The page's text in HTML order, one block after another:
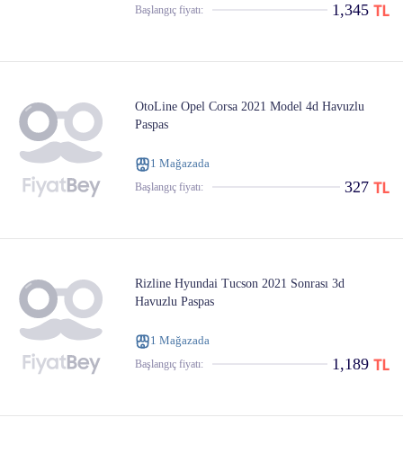
Başlangıç ​​fiyatı: 1,345
OtoLine Opel Corsa 2021 Model 4d Havuzlu
Paspas
1 Mağazada
Başlangıç ​​fiyatı: 327
Rizline Hyundai Tucson 2021 Sonrası 3d
Havuzlu Paspas
1 Mağazada
Başlangıç ​​fiyatı: 1,189